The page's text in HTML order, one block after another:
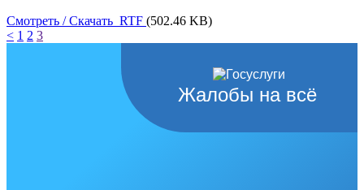
Смотреть / Скачать RTF (502.46 KB)
< 1 2 3
Жалобы на всё